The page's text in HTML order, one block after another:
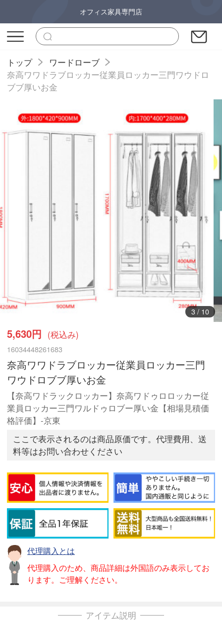
オフィス家具専門店
トップ
ワードローブ
奈高ワワドラブロッカー従業員ロッカー三門ワウドロ
ブブ厚いお金
3/ 10
5,630円 (税込み)
16034448261683
奈高ワワドラブロッカー従業員ロッカー三門
ワウドロブブ厚いお金
【奈高ワドラックロッカー】奈高ワドゥロロッカー従
業員ロッカー三門ワルドゥロブー厚い金【相場見積価
格評価】-京東
ここで表示されるのは商品原価です。代理費用、送
料等はお問い合わせください
代理購入とは
代理購入のため、商品詳細は外国語のみ表示してお
ります。ご理解ください。
アイテム説明